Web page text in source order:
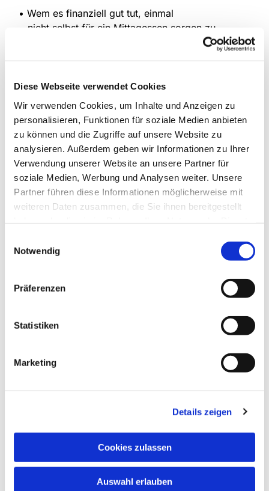
Diese Webseite verwendet Cookies
Wir verwenden Cookies, um Inhalte und Anzeigen zu
personalisieren, Funktionen für soziale Medien anbieten
zu können und die Zugriffe auf unsere Website zu
analysieren. Außerdem geben wir Informationen zu Ihrer
Verwendung unserer Website an unsere Partner für
soziale Medien, Werbung und Analysen weiter. Unsere
Partner führen diese Informationen möglicherweise mit
weiteren Daten zusammen, die Sie ihnen bereitgestellt
Notwendig
Präferenzen
Statistiken
Marketing
Details zeigen
Cookies zulassen
Auswahl erlauben
• Wem es finanziell gut tut, einmal
nicht selbst für ein Mittagessen sorgen zu
wo? Luther-Haus
Kontakt : Bärbel Deifuß (Tel: 02307 / 390 33)
interessieren